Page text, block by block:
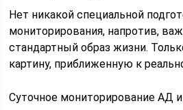
Нет никакой специальной
мониторирования, напротив,
стандартный образ жизни.
картину, приближенную к
Суточное мониторирование АД